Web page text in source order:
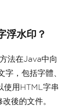
浮水印？
方法在Java中向
，包括字體、
使用HTML字串
後的文件。